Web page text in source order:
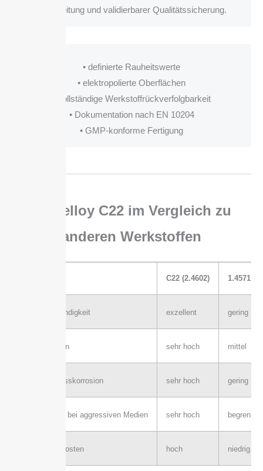
Verarbeitung und validierbarer Qualitätssicherung.
• definierte Rauheitswerte
• elektropolierte Oberflächen
• vollständige Werkstoffrückverfolgbarkeit
• Dokumentation nach EN 10204
• GMP-konforme Fertigung
Hastelloy C22 im Vergleich zu
anderen Werkstoffen
C22 (2.4602) 1.4571
Chloridbeständigkeit exzellent gering
Lochkorrosion sehr hoch mittel
Spannungsrisskorrosion sehr hoch gering
Lebensdauer bei aggressiven Medien sehr hoch begrenzt
Investitionskosten hoch niedrig